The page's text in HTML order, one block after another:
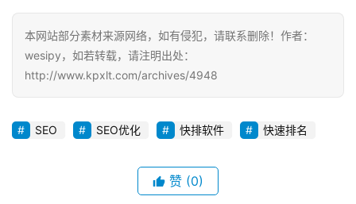
本网站部分素材来源网络，如有侵犯，请联系删除！作者：
wesipy，如若转载，请注明出处：
http://www.kpxlt.com/archives/4948
SEO SEO优化 快排软件 快速排名
赞 (0)